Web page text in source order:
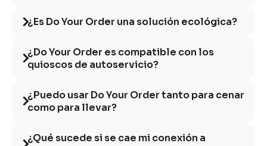
¿Es Do Your Order una solución ecológica?
¿Do Your Order es compatible con los
quioscos de autoservicio?
¿Puedo usar Do Your Order tanto para cenar
como para llevar?
¿Qué sucede si se cae mi conexión a